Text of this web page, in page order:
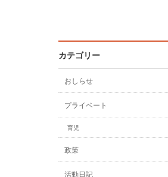
カテゴリー
おしらせ
プライベート
育児
政策
活動日記